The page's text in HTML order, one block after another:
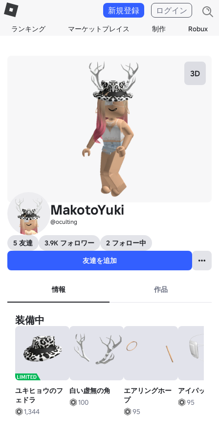
ランキング マーケットプレイス 制作 Robux
新規登録 ログイン
3D
MakotoYuki
@oculting
5 友達 3.9K フォロワー
2 フォロー中
友達を追加
情報 作品
装備中
ユキヒョウのフ
ェドラ
1,344
白い虚無の角
100
エアリングホー
プ
95
アイパッチ
95